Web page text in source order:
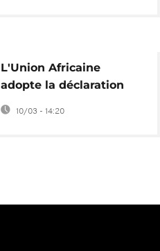
L'Union Africaine
adopte la déclaration
sur les crimes coloniaux
[Africanews Today]
10/03 - 14:20